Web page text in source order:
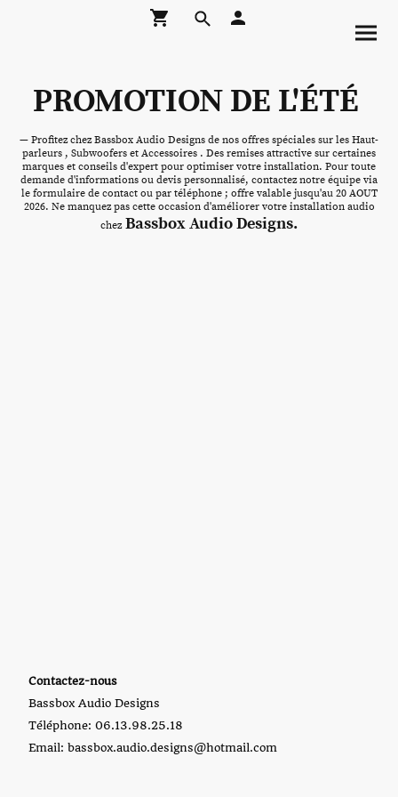
PROMOTION DE L'ÉTÉ
— Profitez chez Bassbox Audio Designs de nos offres spéciales sur les Haut-
parleurs , Subwoofers et Accessoires . Des remises attractive sur certaines
marques et conseils d'expert pour optimiser votre installation. Pour toute
demande d'informations ou devis personnalisé, contactez notre équipe via
le formulaire de contact ou par téléphone ; offre valable jusqu'au 20 AOUT
2026. Ne manquez pas cette occasion d'améliorer votre installation audio
chezBassbox Audio Designs.
Contactez-nous
Bassbox Audio Designs
Téléphone: 06.13.98.25.18
Email: bassbox.audio.designs@hotmail.com